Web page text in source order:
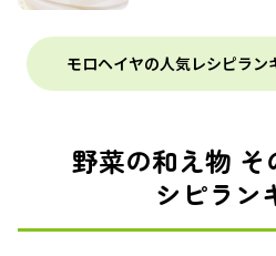
モロヘイヤの人気レシピラン
野菜の和え物 そ
シピラン